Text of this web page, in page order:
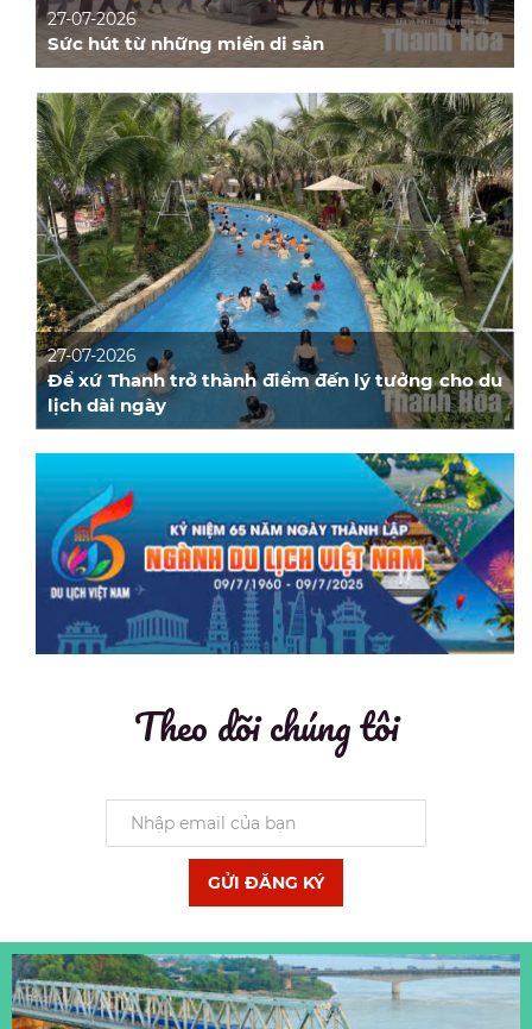
27-07-2026
Sức hút từ những miền di sản
27-07-2026
Để xứ Thanh trở thành điểm đến lý tưởng cho du
lịch dài ngày
Theo dõi chúng tôi
GỬI ĐĂNG KÝ